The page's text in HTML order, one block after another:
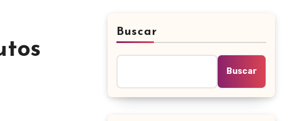
Buscar
Buscar